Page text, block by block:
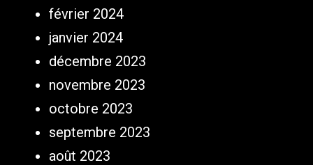
février 2024
janvier 2024
décembre 2023
novembre 2023
octobre 2023
septembre 2023
août 2023